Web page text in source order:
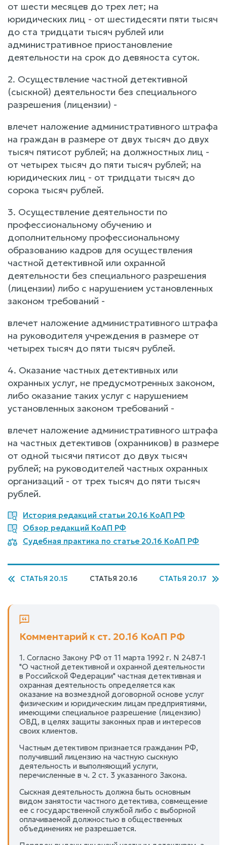
от шести месяцев до трех лет; на
юридических лиц - от шестидесяти пяти тысяч
до ста тридцати тысяч рублей или
административное приостановление
деятельности на срок до девяноста суток.
2. Осуществление частной детективной
(сыскной) деятельности без специального
разрешения (лицензии) -
влечет наложение административного штрафа
на граждан в размере от двух тысяч до двух
тысяч пятисот рублей; на должностных лиц -
от четырех тысяч до пяти тысяч рублей; на
юридических лиц - от тридцати тысяч до
сорока тысяч рублей.
3. Осуществление деятельности по
профессиональному обучению и
дополнительному профессиональному
образованию кадров для осуществления
частной детективной или охранной
деятельности без специального разрешения
(лицензии) либо с нарушением установленных
законом требований -
влечет наложение административного штрафа
на руководителя учреждения в размере от
четырех тысяч до пяти тысяч рублей.
4. Оказание частных детективных или
охранных услуг, не предусмотренных законом,
либо оказание таких услуг с нарушением
установленных законом требований -
влечет наложение административного штрафа
на частных детективов (охранников) в размере
от одной тысячи пятисот до двух тысяч
рублей; на руководителей частных охранных
организаций - от трех тысяч до пяти тысяч
рублей.
История редакций статьи 20.16 КоАП РФ
Обзор редакций КоАП РФ
Судебная практика по статье 20.16 КоАП РФ
СТАТЬЯ 20.15 СТАТЬЯ 20.16 СТАТЬЯ 20.17
Комментарий к ст. 20.16 КоАП РФ
1. Согласно Закону РФ от 11 марта 1992 г. N 2487-1
"О частной детективной и охранной деятельности
в Российской Федерации" частная детективная и
охранная деятельность определяется как
оказание на возмездной договорной основе услуг
физическим и юридическим лицам предприятиями,
имеющими специальное разрешение (лицензию)
ОВД, в целях защиты законных прав и интересов
своих клиентов.
Частным детективом признается гражданин РФ,
получивший лицензию на частную сыскную
деятельность и выполняющий услуги,
перечисленные в ч. 2 ст. 3 указанного Закона.
Сыскная деятельность должна быть основным
видом занятости частного детектива, совмещение
ее с государственной службой либо с выборной
оплачиваемой должностью в общественных
объединениях не разрешается.